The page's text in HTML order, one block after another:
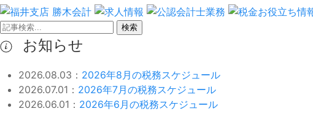
検索
お知らせ
2026.08.03： 2026年8月の税務スケジュール
2026.07.01： 2026年7月の税務スケジュール
2026.06.01： 2026年6月の税務スケジュール